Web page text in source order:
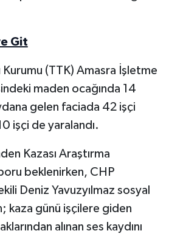
Git
Kurumu (TTK) Amasra İşletme
maden ocağında 14
gelen faciada 42 işçi
işçi de yaralandı.
Kazası Araştırma
beklenirken, CHP
Deniz Yavuzyılmaz sosyal
kaza günü işçilere giden
alınan ses kaydını